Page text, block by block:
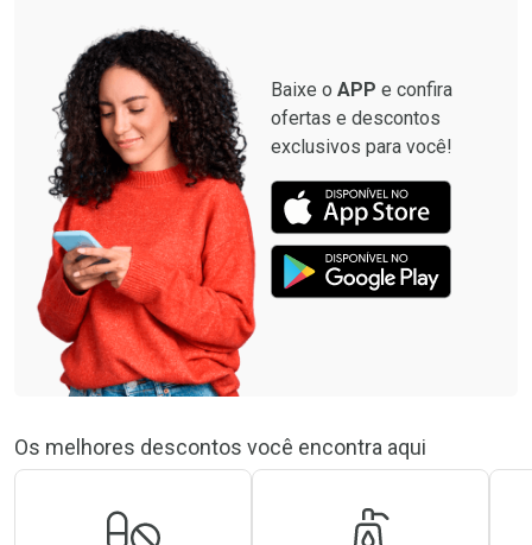
Baixe o APP e confira
ofertas e descontos
exclusivos para você!
Os melhores descontos você encontra aqui